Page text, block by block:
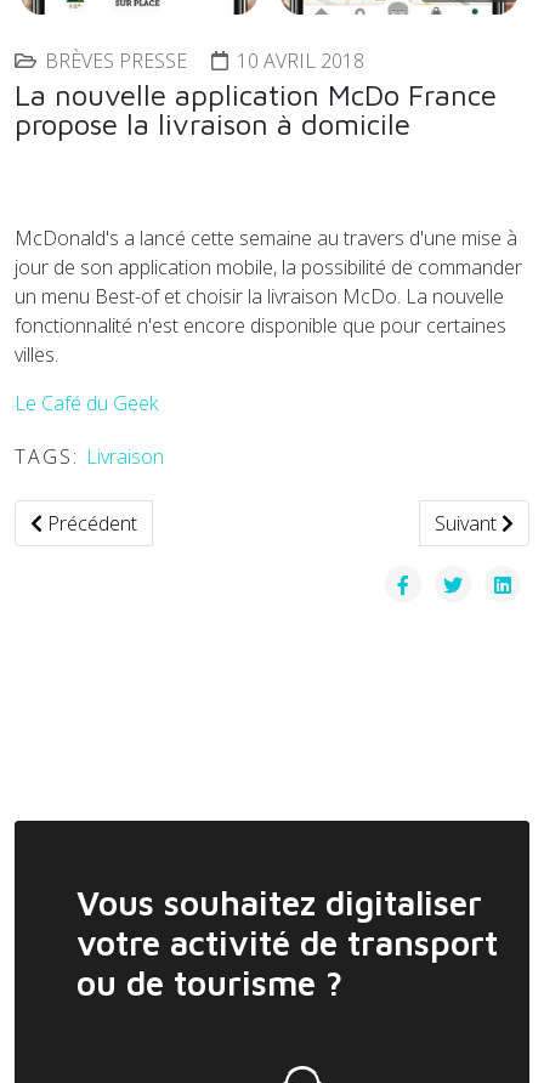
BRÈVES PRESSE 10 AVRIL 2018
La nouvelle application McDo France
propose la livraison à domicile
McDonald's a lancé cette semaine au travers d'une mise à
jour de son application mobile, la possibilité de commander
un menu Best-of et choisir la livraison McDo. La nouvelle
fonctionnalité n'est encore disponible que pour certaines
villes.
Le Café du Geek
TAGS: Livraison
Article précédent : L'interdiction d'UberPop en France
Précédent Article
Suivant
Vous souhaitez digitaliser
votre activité de transport
ou de tourisme ?